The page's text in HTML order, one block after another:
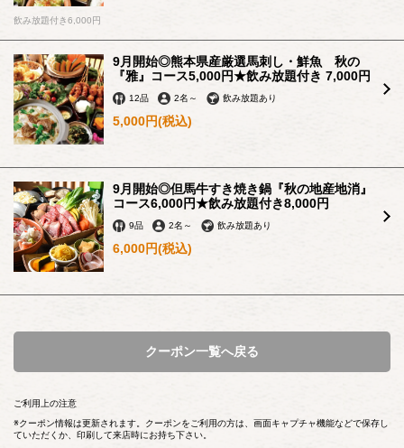
飲み放題付き6,000円
9月開始◎熊本県産厳選馬刺し・鮮魚 秋の
『雅』コース5,000円★飲み放題付き 7,000円
12品 2名 ～ 飲み放題あり
5,000円(税込)
9月開始◎但馬牛すき焼き鍋『秋の地産地消』
コース6,000円★飲み放題付き8,000円
9品 2名 ～ 飲み放題あり
6,000円(税込)
クーポン一覧へ戻る
ご利用上の注意
クーポン情報は更新されます。クーポンをご利用の方は、画面キャプチャ機能などで保存し
ていただくか、印刷して来店時にお持ち下さい。
閉じる